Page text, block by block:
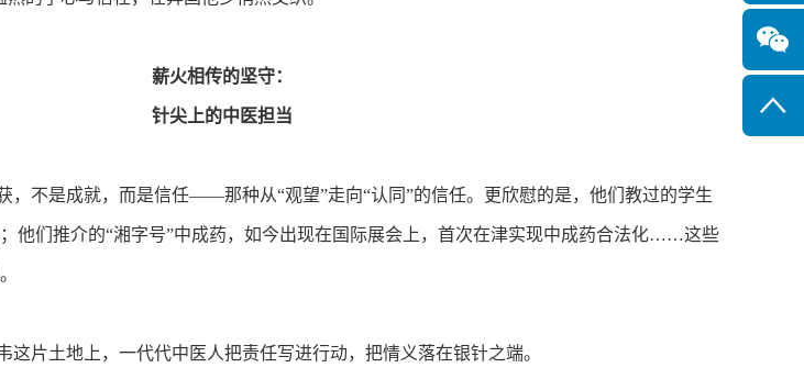
薪火相传的坚守：
针尖上的中医担当
不是成就，而是信任——那种从“观望”走向“认同”的信任。更欣慰的是，他们教过的学生
他们推介的“湘字号”中成药，如今出现在国际展会上，首次在津实现中成药合法化……这些
片土地上，一代代中医人把责任写进行动，把情义落在银针之端。